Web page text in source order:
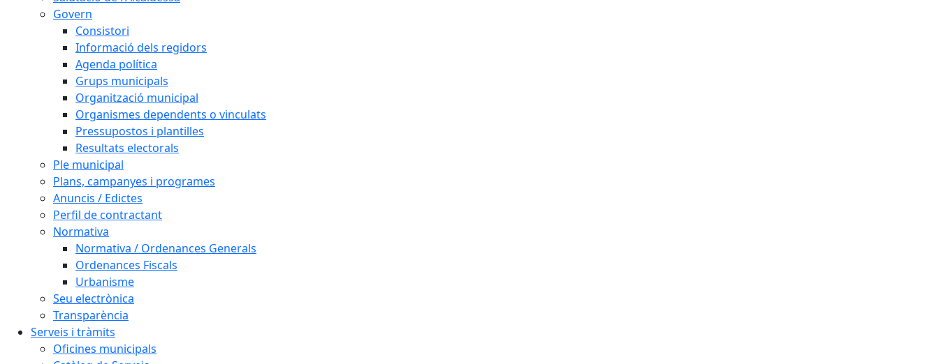
Govern
Consistori
Informació dels regidors
Agenda política
Grups municipals
Organització municipal
Organismes dependents o vinculats
Pressupostos i plantilles
Resultats electorals
Ple municipal
Plans, campanyes i programes
Anuncis / Edictes
Perfil de contractant
Normativa
Normativa / Ordenances Generals
Ordenances Fiscals
Urbanisme
Seu electrònica
Transparència
Serveis i tràmits
Oficines municipals